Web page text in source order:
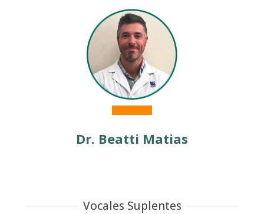
Dr. Beatti Matias
Vocales Suplentes